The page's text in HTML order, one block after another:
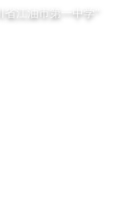
江油市第一中学”